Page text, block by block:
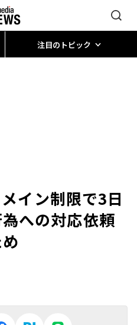
注目のトピック
イン制限で3日
への対応依頼